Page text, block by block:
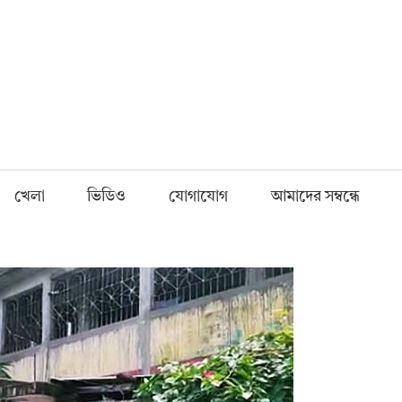
খেলা ভিডিও যোগাযোগ আমাদের সম্বন্ধে